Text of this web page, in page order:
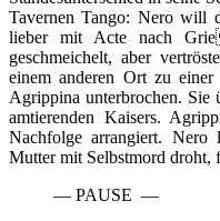
Tavernen Tango: Nero will
lieber mit Acte nach
geschmeichelt, aber
einem anderen Ort zu
Agrippina unterbrochen. Sie
amtierenden Kaisers.
Nachfolge arrangiert. Nero
Mutter mit Selbstmord droht,
— PAUSE —